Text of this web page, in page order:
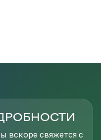
вскоре свяжется с